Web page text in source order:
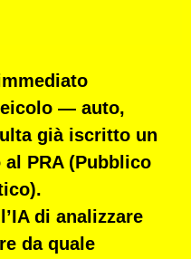
— auto,
già iscritto un
al PRA (Pubblico
.
di analizzare
da quale